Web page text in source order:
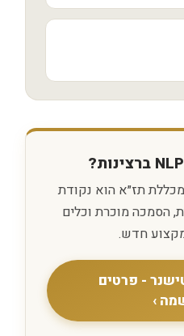
תז״א הוא נקודת
הסמכה מוכרת וכלים
חדש.
- פרטים
›